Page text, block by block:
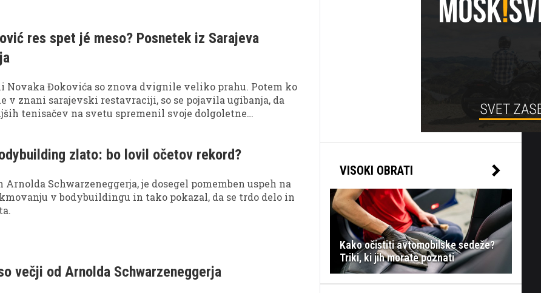
res spet jé meso? Posnetek iz Sarajeva
Novaka Đokovića so znova dvignile veliko prahu. Potem ko
v znani sarajevski restavraciji, so se pojavila ugibanja, da
tenisačev na svetu spremenil svoje dolgoletne
zlato: bo lovil očetov rekord?
Arnolda Schwarzeneggerja, je dosegel pomemben uspeh na
v bodybuildingu in tako pokazal, da se trdo delo in
večji od Arnolda Schwarzeneggerja
VISOKI OBRATI
Kako očistiti avtomobilske sedeže?
Triki, ki jih morate poznati